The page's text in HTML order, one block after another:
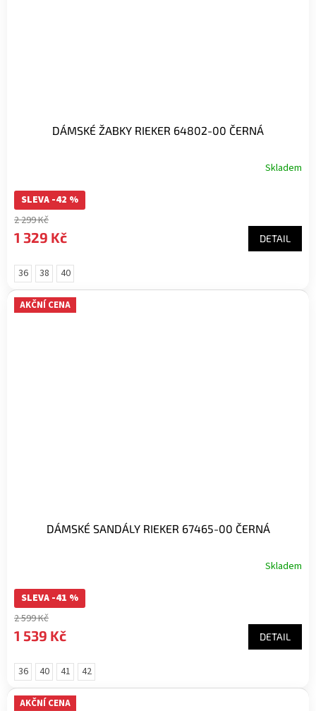
DÁMSKÉ ŽABKY RIEKER 64802-00 ČERNÁ
Skladem
SLEVA -42 %
2 299 Kč
1 329 Kč DETAIL
36 38 40
AKČNÍ CENA
DÁMSKÉ SANDÁLY RIEKER 67465-00 ČERNÁ
Skladem
SLEVA -41 %
2 599 Kč
1 539 Kč DETAIL
36 40 41 42
AKČNÍ CENA